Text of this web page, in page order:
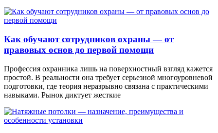
Как обучают сотрудников охраны — от
правовых основ до первой помощи
Профессия охранника лишь на поверхностный взгляд кажется
простой. В реальности она требует серьезной многоуровневой
подготовки, где теория неразрывно связана с практическими
навыками. Рынок диктует жесткие